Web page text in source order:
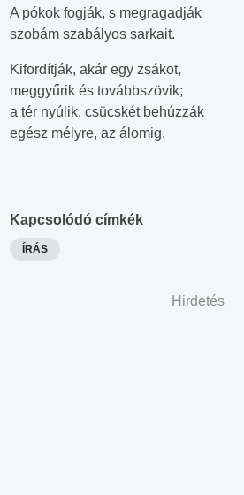
A pókok fogják, s megragadják
szobám szabályos sarkait.
Kifordítják, akár egy zsákot,
meggyűrik és továbbszövik;
a tér nyúlik, csücskét behúzzák
egész mélyre, az álomig.
Kapcsolódó címkék
ÍRÁS
Hirdetés